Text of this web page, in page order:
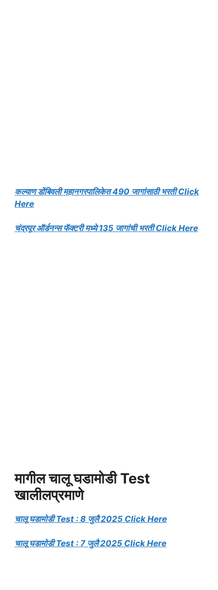
कल्याण डोंबिवली महानगरपालिकेत 490 जागांसाठी भरती Click
Here
चंद्रपूर ऑर्डनन्स फॅक्टरी मध्ये 135 जागांची भरती Click Here
मागील चालू घडामोडी Test
खालीलप्रमाणे
चालू घडामोडी Test : 8 जुलै 2025 Click Here
चालू घडामोडी Test : 7 जुलै 2025 Click Here